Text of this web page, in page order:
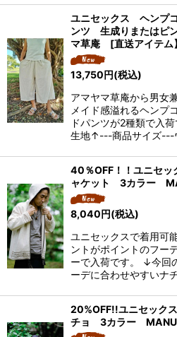
ユニセックス ヘンプ
ンツ 生成りまたはピ
マ草庵 [直送アイテム】
13,750円(税込)
アマヤマ草庵から男女
メイド感溢れるヘンプ
ドパンツが2種類で入
生地↑---商品サイズ---
40％OFF！！ユニセ
ャケット 3カラー
8,040円(税込)
ユニセックスで着用可
ントがポイントのフー
ーで入荷です。 ↓今回
ーデに合わせやすいナ
20%OFF!!ユニセック
チョ 3カラー MANU